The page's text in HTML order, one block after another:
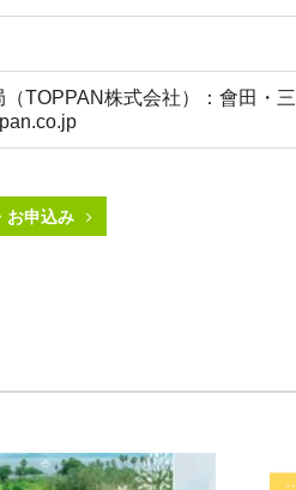
（TOPPAN株式会社）：會田・
お申込み